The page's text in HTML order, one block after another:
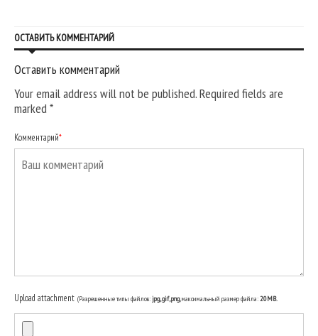
ОСТАВИТЬ КОММЕНТАРИЙ
Оставить комментарий
Your email address will not be published. Required fields are
marked*
Комментарий*
Upload attachment (Разрешенные типы файлов:jpg, gif, png, максимальный размер файла:20MB.